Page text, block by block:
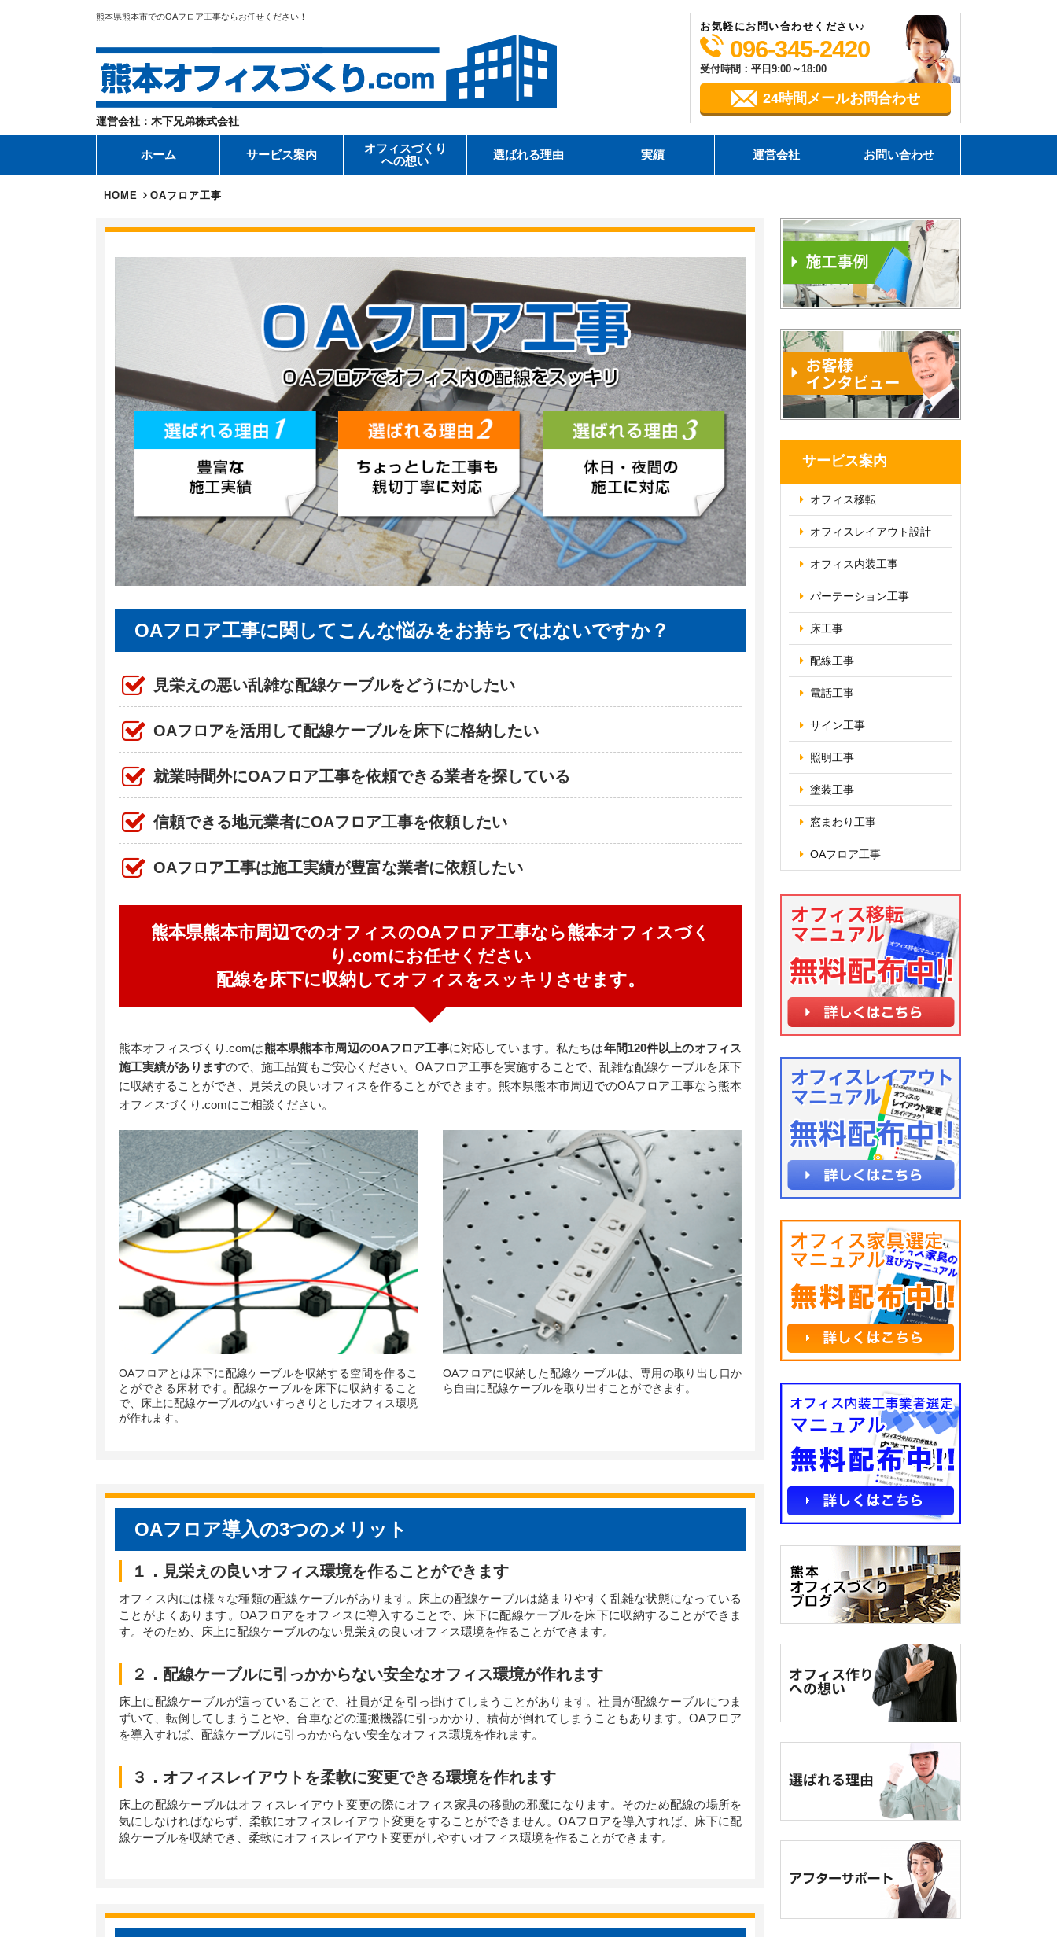
熊本県熊本市でのOAフロア工事ならお任せください！
運営会社：木下兄弟株式会社
お気軽にお問い合わせください♪
096-345-2420
受付時間：平日9:00～18:00
24時間メールお問合わせ
ホーム サービス案内
オフィスづくり
への想い
選ばれる理由 実績 運営会社 お問い合わせ
HOME OAフロア工事
OAフロア工事に関してこんな悩みをお持ちではないですか？
見栄えの悪い乱雑な配線ケーブルをどうにかしたい
OAフロアを活用して配線ケーブルを床下に格納したい​
就業時間外にOAフロア工事を依頼できる業者を探している
信頼できる地元業者にOAフロア工事を依頼したい​
OAフロア工事は施工実績が豊富な業者に依頼したい​
熊本県熊本市周辺でのオフィスのOAフロア工事なら​熊本オフィスづく
り.comにお任せください
配線を床下に収納してオフィスをスッキリさせます。
熊本オフィスづくり.comは熊本県熊本市周辺のOAフロア工事に対応しています。私たちは年間120件以上のオフィス
施工実績がありますので、施工品質もご安心ください。OAフロア工事を実施することで、乱雑な配線ケーブルを床下
に収納することができ、見栄えの良いオフィスを作ることができます。熊本県熊本市周辺でのOAフロア工事なら熊本
オフィスづくり.comにご相談ください。​
OAフロアとは床下に配線ケーブルを収納する空間を作るこ
とができる床材です。配線ケーブルを床下に収納すること
で、床上に配線ケーブルのないすっきりとしたオフィス環境
が作れます。
OAフロアに収納した配線ケーブルは、専用の取り出し口か
ら自由に配線ケーブルを取り出すことができます。
OAフロア導入の3つのメリット
１．見栄えの良いオフィス環境を作ることができます
オフィス内には様々な種類の配線ケーブルがあります。床上の配線ケーブルは絡まりやすく乱雑な状態になっている
ことがよくあります。OAフロアをオフィスに導入することで、床下に配線ケーブルを床下に収納することができま
す。そのため、床上に配線ケーブルのない見栄えの良いオフィス環境を作ることができます。​
２．配線ケーブルに引っかからない安全なオフィス環境が作れます
床上に配線ケーブルが這っていることで、社員が足を引っ掛けてしまうことがあります。社員が配線ケーブルにつま
ずいて、転倒してしまうことや、台車などの運搬機器に引っかかり、積荷が倒れてしまうこともあります。OAフロア
を導入すれば、配線ケーブルに引っかからない安全なオフィス環境を作れます。
３．オフィスレイアウトを柔軟に変更できる環境を作れます​
床上の配線ケーブルはオフィスレイアウト変更の際にオフィス家具の移動の邪魔になります。そのため配線の場所を
気にしなければならず、柔軟にオフィスレイアウト変更をすることができません。OAフロアを導入すれば、床下に配
線ケーブルを収納でき、柔軟にオフィスレイアウト変更がしやすいオフィス環境を作ることができます。​
サービス案内
オフィス移転
オフィス レイアウト設計
オフィス内装工事
パーテーション工事
床工事
配線工事
電話工事
サイン工事
照明工事
塗装工事
窓まわり工事
OAフロア工事